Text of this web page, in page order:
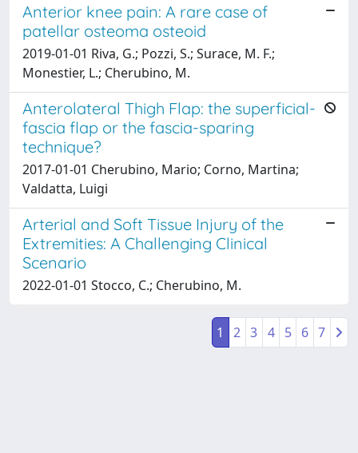
Anterior knee pain: A rare case of
patellar osteoma osteoid
2019-01-01 Riva, G.; Pozzi, S.; Surace, M. F.;
Monestier, L.; Cherubino, M.
Anterolateral Thigh Flap: the superficial-
fascia flap or the fascia-sparing
technique?
2017-01-01 Cherubino, Mario; Corno, Martina;
Valdatta, Luigi
Arterial and Soft Tissue Injury of the
Extremities: A Challenging Clinical
Scenario
2022-01-01 Stocco, C.; Cherubino, M.
1 2 3 4 5 6 7